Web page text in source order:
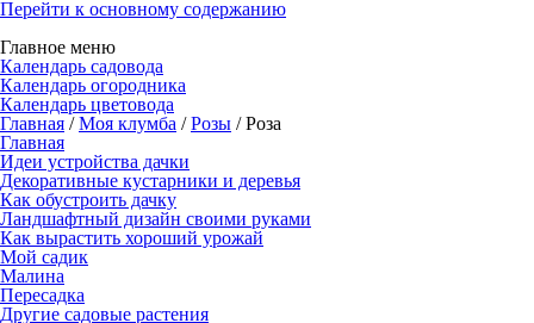
Перейти к основному содержанию
Главное меню
Календарь садовода
Календарь огородника
Календарь цветовода
Главная /Моя клумба /Розы / Роза
Главная
Идеи устройства дачки
Декоративные кустарники и деревья
Как обустроить дачку
Ландшафтный дизайн своими руками
Как вырастить хороший урожай
Мой садик
Малина
Пересадка
Другие садовые растения